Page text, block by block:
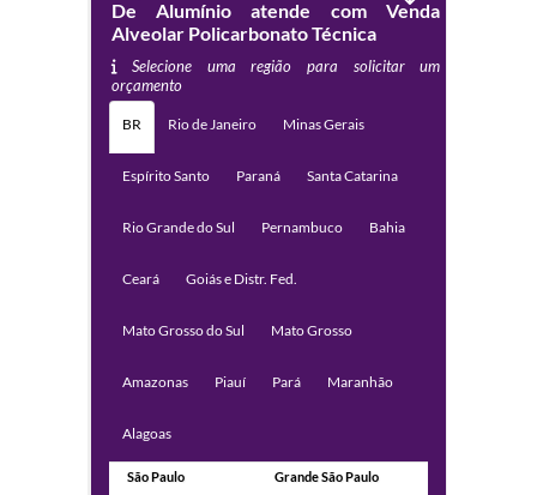
De Alumínio atende com Venda
Alveolar Policarbonato Técnica
Selecione uma região para solicitar um
orçamento
BR Rio de Janeiro Minas Gerais
Espírito Santo Paraná Santa Catarina
Rio Grande do Sul Pernambuco Bahia
Ceará Goiás e Distr. Fed.
Mato Grosso do Sul Mato Grosso
Amazonas Piauí Pará Maranhão
Alagoas
São Paulo
Grande São Paulo